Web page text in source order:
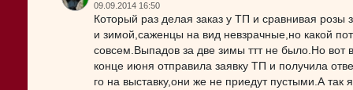
09.09.2014 16:50
Который раз делая заказ у ТП и сравнивая
и зимой,саженцы на вид невзрачные,но какой
совсем.Выпадов за две зимы ттт не было.Но вот
конце июня отправила заявку ТП и получила
го на выставку,они же не приедут пустыми.А